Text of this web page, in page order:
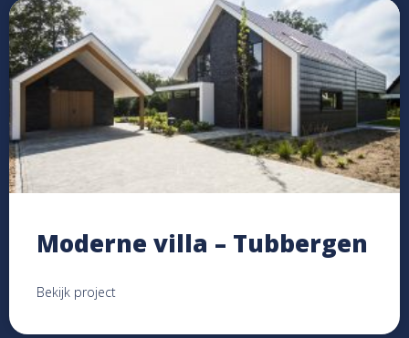
Moderne villa – Tubbergen
Bekijk project